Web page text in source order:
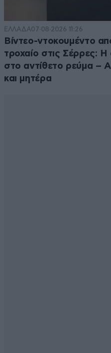
ΕΛΛΑΔΑ07·08·2026 11:26
Βίντεο-ντοκουμέντο
τροχαίο στις Σέρρες: Η
στο αντίθετο ρεύμα –
και μητέρα